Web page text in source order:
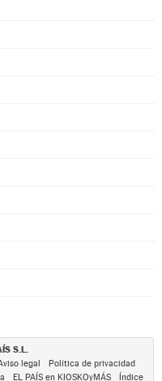
S.L.
legal
Política de privacidad
EL PAÍS en KIOSKOyMÁS Índice